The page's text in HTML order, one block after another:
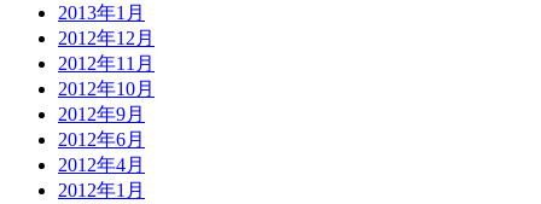
2013年1月
2012年12月
2012年11月
2012年10月
2012年9月
2012年6月
2012年4月
2012年1月